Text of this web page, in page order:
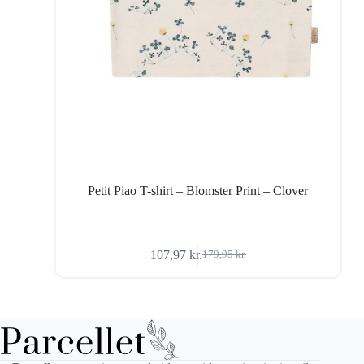
Petit Piao T-shirt – Blomster Print – Clover
179,95kr.
Den
107,97 kr.Den